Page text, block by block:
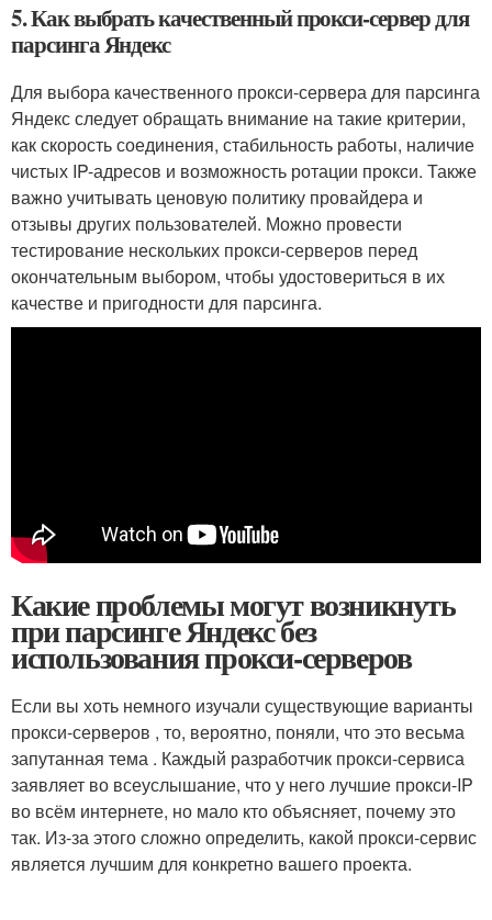
5. Как выбрать качественный прокси-сервер для
парсинга Яндекс
Для выбора качественного прокси-сервера для парсинга
Яндекс следует обращать внимание на такие критерии,
как скорость соединения, стабильность работы, наличие
чистых IP-адресов и возможность ротации прокси. Также
важно учитывать ценовую политику провайдера и
отзывы других пользователей. Можно провести
тестирование нескольких прокси-серверов перед
окончательным выбором, чтобы удостовериться в их
качестве и пригодности для парсинга.
Какие проблемы могут возникнуть
при парсинге Яндекс без
использования прокси-серверов
Если вы хоть немного изучали существующие варианты
прокси-серверов , то, вероятно, поняли, что это весьма
запутанная тема . Каждый разработчик прокси-сервиса
заявляет во всеуслышание, что у него лучшие прокси-IP
во всём интернете, но мало кто объясняет, почему это
так. Из-за этого сложно определить, какой прокси-сервис
является лучшим для конкретно вашего проекта.